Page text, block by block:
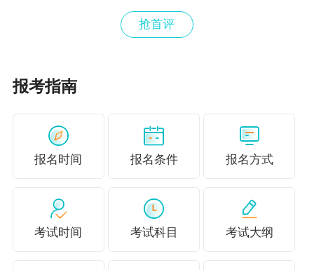
中级会计师考试
网上报名时间：2024年6月12日—7月2日12：0
网上缴费时间：截止到2023年7月2日18:00。
初、中级会计资格收费标准按照自治区发展改革
委《关于调整会计专业参加技术资格考试考务费
收费标准的函》（内发改费字〔2005〕第1505
行。高级资格收费标准按照自治区发展改革委
《关于高级会计师考试收费标准的复函》（内发
抢首评
报考指南
报名时间 报名条件 报名方式
考试时间 考试科目 考试大纲